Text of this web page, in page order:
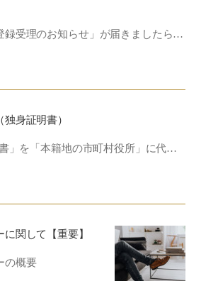
録受理のお知らせ」が届きましたら…
身証明書）
」を「本籍地の市町村役所」に代…
関して【重要】
の概要